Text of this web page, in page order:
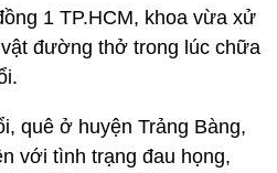
1 TP.HCM, khoa vừa xử
đường thở trong lúc chữa
quê ở huyện Trảng Bàng,
với tình trạng đau họng,